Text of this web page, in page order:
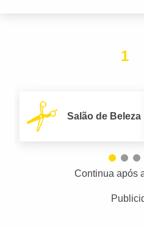
1
Salão de Beleza
Continua após